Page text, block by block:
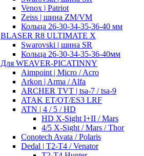
Venox | Patriot
Zeiss | шина ZM/VM
Кольца 26-30-34-35-36-40 мм
BLASER R8 ULTIMATE X
Swarovski | шина SR
Кольца 26-30-34-35-36-40мм
Для WEAVER-PICATINNY
Aimpoint | Micro / Acro
Arkon | Arma / Alfa
ARCHER TVT | tsa-7 / tsa-9
ATAK ET/OT/ES3 LRF
ATN | 4 / 5 / HD
HD X-Sight I+II / Mars
4/5 X-Sight / Mars / Thor
Conotech Avata / Polaris
Dedal | T2-T4 / Venator